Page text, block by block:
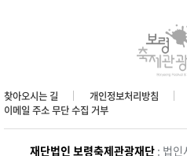
찾아오시는 길 개인정보처리방침
이메일 주소 무단 수집 거부
재단법인 보령축제관광재단 : 법